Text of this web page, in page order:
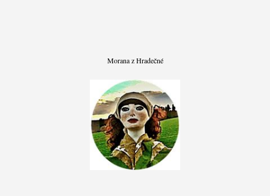
Morana z Hradečné